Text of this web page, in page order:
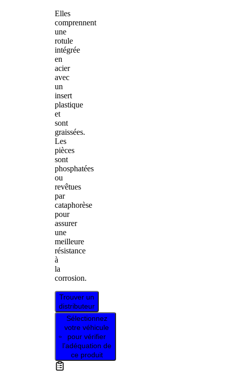
Elles
comprennent
une
rotule
intégrée
en
acier
avec
un
insert
plastique
et
sont
graissées.
Les
pièces
sont
phosphatées
ou
revêtues
par
cataphorèse
pour
assurer
une
meilleure
résistance
à
la
corrosion.
Trouver un
distributeur
Sélectionnez
votre véhicule
pour vérifier
l’adéquation de
ce produit